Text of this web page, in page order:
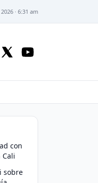
· 6:31 am
con
sobre